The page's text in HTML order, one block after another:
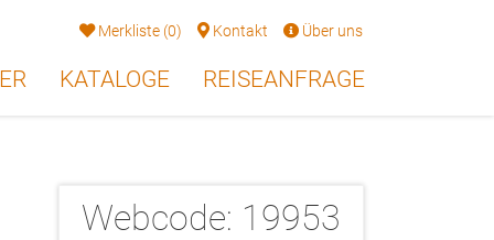
Merkliste (0) Kontakt Über uns
KATALOGE REISEANFRAGE
Webcode: 19953